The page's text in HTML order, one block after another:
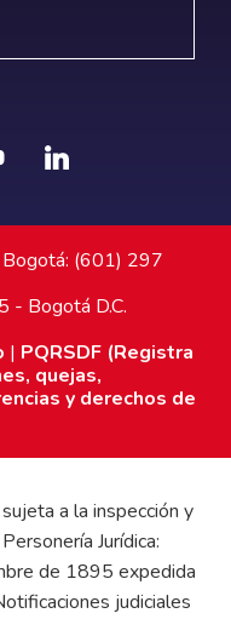
Bogotá: (601) 297
- Bogotá D.C.
| PQRSDF (Registra
quejas,
y derechos de
a la inspección y
Jurídica:
de 1895 expedida
judiciales